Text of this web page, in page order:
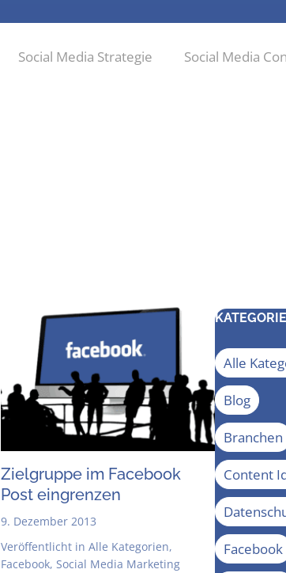
Social Media Strategie Social Media
Ziel­grup­pe im Face­book
Post eingrenzen
9. Dezember 2013
Veröffentlicht in Alle Kategorien,
Facebook, Social Media Marketing
Alle
Blog
Branchen
Content
Facebook